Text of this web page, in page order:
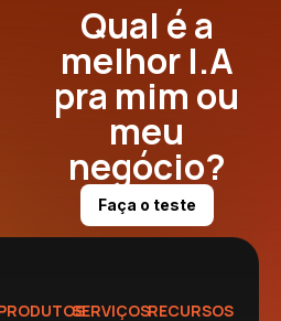
Qual é a
melhor I.A
pra mim ou
meu
negócio?
Faça o teste
SERVIÇOSRECURSOS